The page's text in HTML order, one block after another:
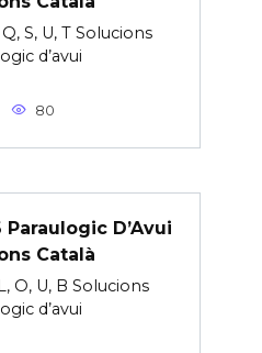
S, U, T Solucions
d’avui
80
D’Avui
Català
O, U, B Solucions
d’avui